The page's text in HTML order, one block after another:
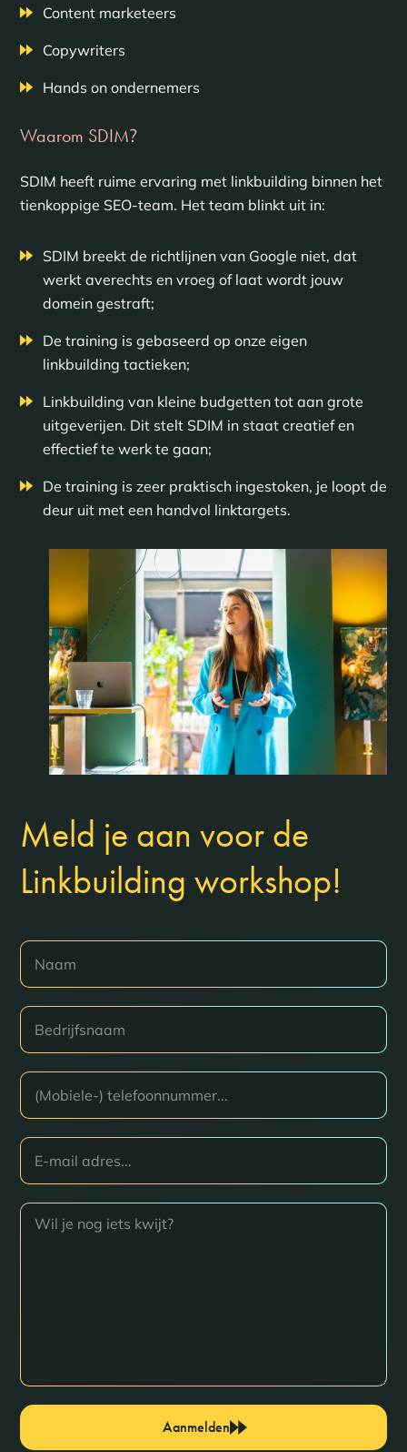
Content marketeers
Copywriters
Hands on ondernemers
Waarom SDIM?
SDIM heeft ruime ervaring met linkbuilding binnen het
tienkoppige SEO-team. Het team blinkt uit in:
SDIM breekt de richtlijnen van Google niet, dat
werkt averechts en vroeg of laat wordt jouw
domein gestraft;
De training is gebaseerd op onze eigen
linkbuilding tactieken;
Linkbuilding van kleine budgetten tot aan grote
uitgeverijen. Dit stelt SDIM in staat creatief en
effectief te werk te gaan;
De training is zeer praktisch ingestoken, je loopt de
deur uit met een handvol linktargets.
Meld je aan voor de
Linkbuilding workshop!
Aanmelden